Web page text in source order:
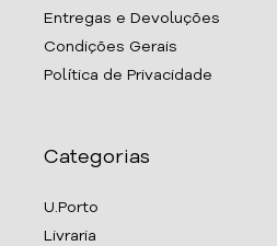
Entregas e Devoluções
Condições Gerais
Política de Privacidade
Categorias
U.Porto
Livraria